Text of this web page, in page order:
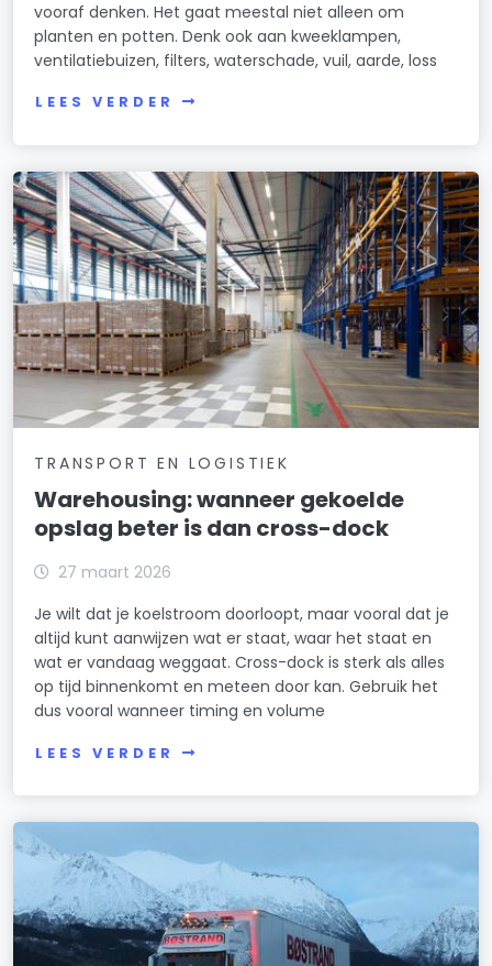
vooraf denken. Het gaat meestal niet alleen om
planten en potten. Denk ook aan kweeklampen,
ventilatiebuizen, filters, waterschade, vuil, aarde, loss
LEES VERDER
TRANSPORT EN LOGISTIEK
Warehousing: wanneer gekoelde
opslag beter is dan cross-dock
27 maart 2026
Je wilt dat je koelstroom doorloopt, maar vooral dat je
altijd kunt aanwijzen wat er staat, waar het staat en
wat er vandaag weggaat. Cross-dock is sterk als alles
op tijd binnenkomt en meteen door kan. Gebruik het
dus vooral wanneer timing en volume
LEES VERDER